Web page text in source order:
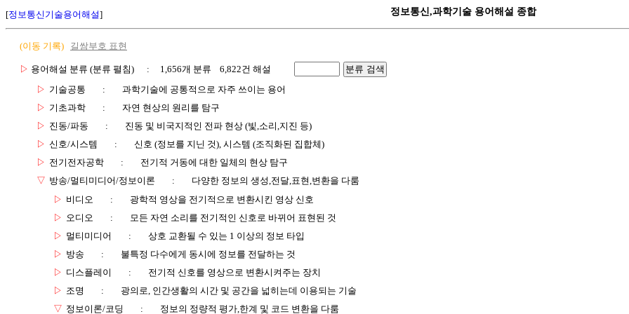
[정보통신기술용어해설] 정보통신,과학기술 용어해설 종합
(이동 기록) 길쌈부호 표현
▷ 용어해설 분류 (분류 펼침) : 1,656개 분류 6,822건 해설
분류 검색
▷ 기술공통 :
과학기술에 공통적으로 자주 쓰이는 용어
▷ 기초과학 :
자연 현상의 원리를 탐구
▷ 진동/파동 :
진동 및 비국지적인 전파 현상 (빛,소리,지진 등)
▷ 신호/시스템 :
신호 (정보를 지닌 것), 시스템 (조직화된 집합체)
▷ 전기전자공학 :
전기적 거동에 대한 일체의 현상 탐구
▽ 방송/멀티미디어/정보이론 :
다양한 정보의 생성,전달,표현,변환을 다룸
▷ 비디오 :
광학적 영상을 전기적으로 변환시킨 영상 신호
▷ 오디오 :
모든 자연 소리를 전기적인 신호로 바뀌어 표현된 것
▷ 멀티미디어 :
상호 교환될 수 있는 1 이상의 정보 타입
▷ 방송 :
불특정 다수에게 동시에 정보를 전달하는 것
▷ 디스플레이 :
전기적 신호를 영상으로 변환시켜주는 장치
▷ 조명 :
광의로, 인간생활의 시간 및 공간을 넓히는데 이용되는 기술
▽ 정보이론/코딩 : 정보의 정량적 평가,한계 및 코드 변환을 다룸